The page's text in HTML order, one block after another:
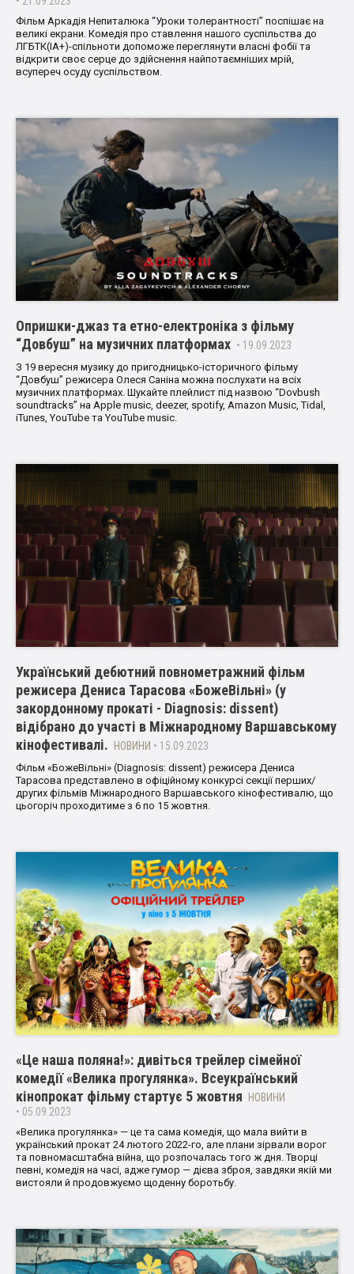
Фільм Аркадія Непиталюка “Уроки толерантності” поспішає на
великі екрани. Комедія про ставлення нашого суспільства до
ЛГБТК(ІА+)-спільноти допоможе переглянути власні фобії та
відкрити своє серце до здійснення найпотаємніших мрій,
всупереч осуду суспільством.
Опришки-джаз та етно-електроніка з фільму
“Довбуш” на музичних платформах • 19.09.2023
З 19 вересня музику до пригодницько-історичного фільму
“Довбуш” режисера Олеся Саніна можна послухати на всіх
музичних платформах. Шукайте плейлист під назвою “Dovbush
soundtracks” на Apple music, deezer, spotify, Amazon Music, Tidal,
iTunes, YouTube та YouTube music.
Український дебютний повнометражний фільм
режисера Дениса Тарасова «БожеВільні» (у
закордонному прокаті - Diagnosis: dissent)
відібрано до участі в Міжнародному Варшавському
кінофестивалі.
НОВИНИ • 15.09.2023
Фільм «БожеВільні» (Diagnosis: dissent) режисера Дениса
Тарасова представлено в офіційному конкурсі секції перших/
других фільмів Міжнародного Варшавського кінофестивалю, що
цьогоріч проходитиме з 6 по 15 жовтня.
«Це наша поляна!»: дивіться трейлер сімейної
комедії «Велика прогулянка». Всеукраїнський
кінопрокат фільму стартує 5 жовтня
НОВИНИ
• 05.09.2023
«Велика прогулянка» — це та сама комедія, що мала вийти в
український прокат 24 лютого 2022-го, але плани зірвали ворог
та повномасштабна війна, що розпочалась того ж дня. Творці
певні, комедія на часі, адже гумор — дієва зброя, завдяки якій ми
вистояли й продовжуємо щоденну боротьбу.